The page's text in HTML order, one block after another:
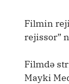
Filmin
rejissor”
Filmdə
Mayki